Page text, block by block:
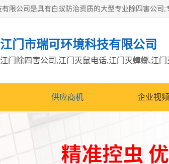
江门市瑞可环境科技有限公司
供应商机 企业视频